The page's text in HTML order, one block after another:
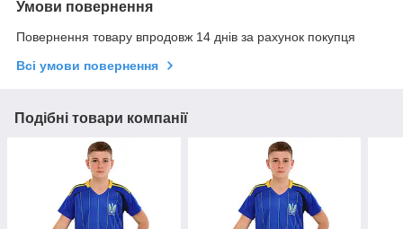
Умови повернення
Повернення товару впродовж 14 днів за рахунок покупця
Всі умови повернення
Подібні товари компанії